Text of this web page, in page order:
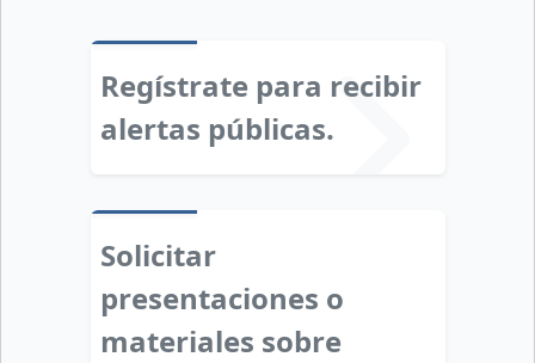
Regístrate para recibir
alertas públicas.
Solicitar
presentaciones o
materiales sobre